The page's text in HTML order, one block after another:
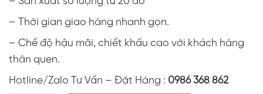
– Thời gian giao hàng nhanh gọn.
– Chế độ hậu mãi, chiết khấu cao với khách hàng
thân quen.
Hotline/Zalo Tư Vấn – Đặt Hàng : 0986 368 862